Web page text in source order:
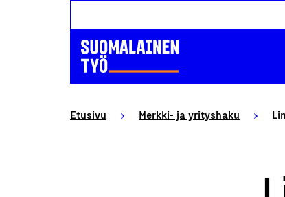
Etusivu Merkki- ja yrityshaku